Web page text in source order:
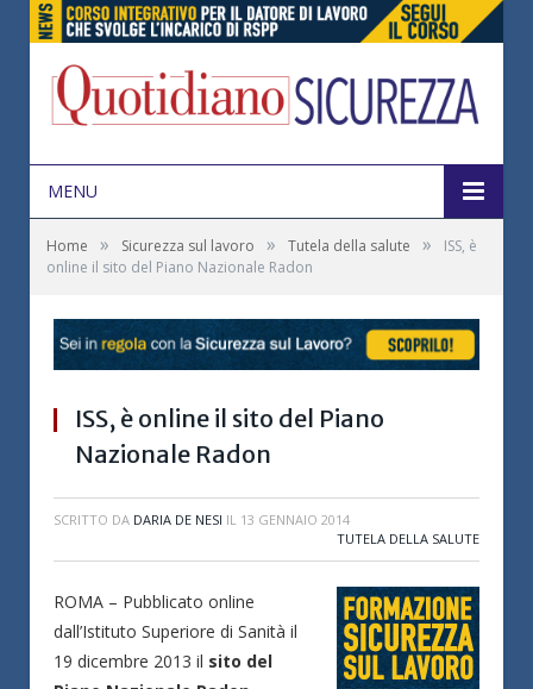
MENU
Home » Sicurezza sul lavoro » Tutela della salute »
ISS, è
online il sito del Piano Nazionale Radon
ISS, è online il sito del Piano
Nazionale Radon
SCRITTO DA DARIA DE NESI IL 13 GENNAIO 2014
TUTELA DELLA SALUTE
ROMA – Pubblicato online
dall’Istituto Superiore di Sanità il
19 dicembre 2013 il sito del